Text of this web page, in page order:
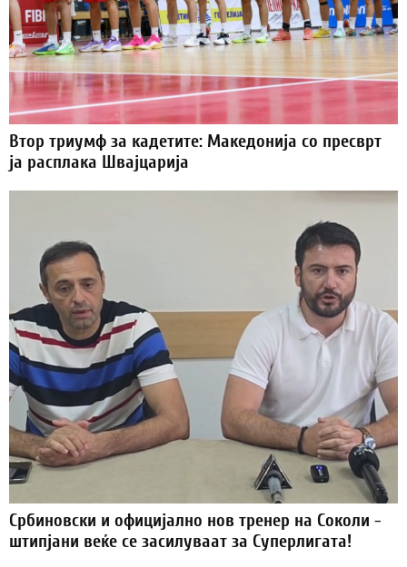
Втор триумф за кадетите: Македонија со пресврт
ја расплака Швајцарија
Србиновски и официјално нов тренер на Соколи -
штипјани веќе се засилуваат за Суперлигата!